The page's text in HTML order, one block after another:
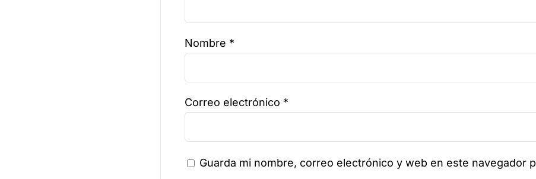
Nombre *
Correo electrónico *
Guarda mi nombre, correo electrónico y web en este navegador